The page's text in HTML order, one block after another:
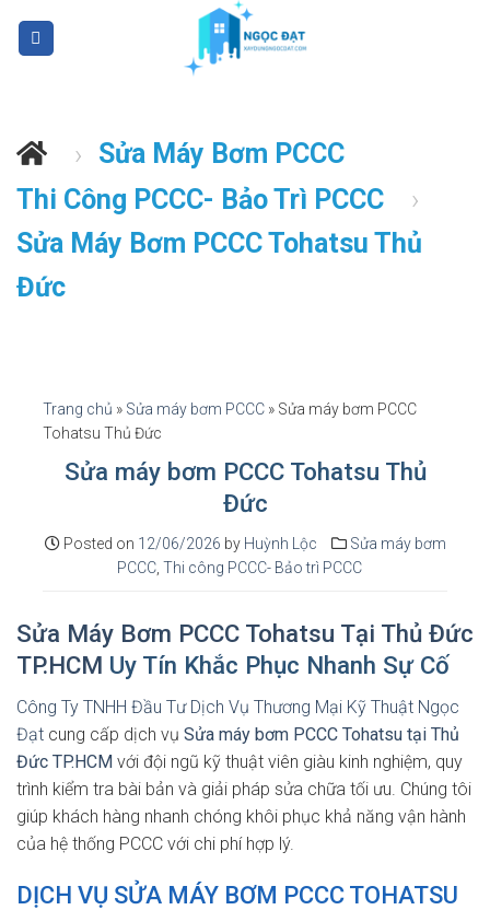
› Sửa Máy Bơm PCCC
Thi Công PCCC- Bảo Trì PCCC
›
Sửa Máy Bơm PCCC Tohatsu Thủ
Đức
Trang chủ » Sửa máy bơm PCCC » Sửa máy bơm PCCC
Tohatsu Thủ Đức
Sửa máy bơm PCCC Tohatsu Thủ
Đức
Posted on 12/06/2026 by Huỳnh Lộc
Sửa máy bơm
PCCC Thi công PCCC- Bảo trì PCCC
Sửa Máy Bơm PCCC Tohatsu Tại Thủ Đức
TP.HCM Uy Tín Khắc Phục Nhanh Sự Cố
Công Ty TNHH Đầu Tư Dịch Vụ Thương Mại Kỹ Thuật Ngọc
Đạt cung cấp dịch vụ Sửa máy bơm PCCC Tohatsu tại Thủ
Đức TP.HCM với đội ngũ kỹ thuật viên giàu kinh nghiệm, quy
trình kiểm tra bài bản và giải pháp sửa chữa tối ưu. Chúng tôi
giúp khách hàng nhanh chóng khôi phục khả năng vận hành
của hệ thống PCCC với chi phí hợp lý.
DỊCH VỤ SỬA MÁY BƠM PCCC TOHATSU